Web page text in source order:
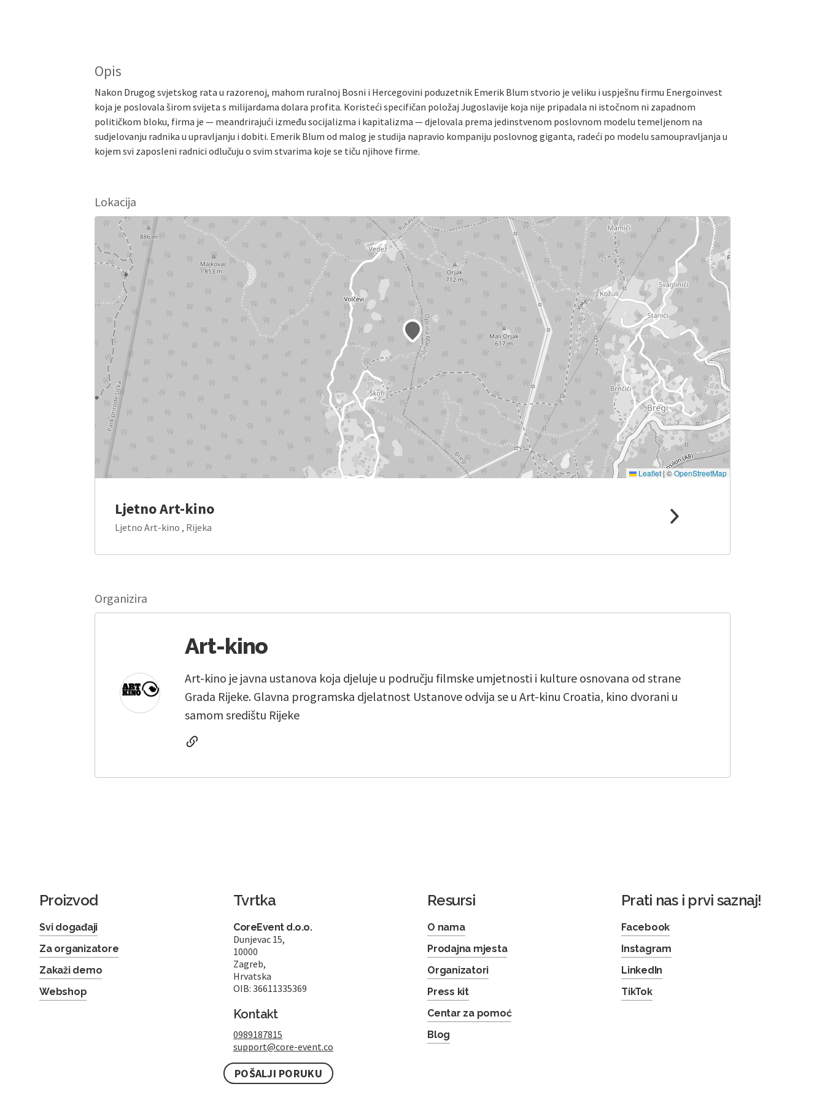
Opis
Nakon Drugog svjetskog rata u razorenoj, mahom ruralnoj Bosni i Hercegovini poduzetnik Emerik Blum stvorio je veliku i uspješnu firmu Energoinvest
koja je poslovala širom svijeta s milijardama dolara profita. Koristeći specifičan položaj Jugoslavije koja nije pripadala ni istočnom ni zapadnom
političkom bloku, firma je — meandrirajući između socijalizma i kapitalizma — djelovala prema jedinstvenom poslovnom modelu temeljenom na
sudjelovanju radnika u upravljanju i dobiti. Emerik Blum od malog je studija napravio kompaniju poslovnog giganta, radeći po modelu samoupravljanja u
kojem svi zaposleni radnici odlučuju o svim stvarima koje se tiču njihove firme.
Lokacija
Leaflet|©OpenStreetMap
Ljetno Art-kino
Ljetno Art-kino , Rijeka
Organizira
Art-kino
Art-kino je javna ustanova koja djeluje u području filmske umjetnosti i kulture osnovana od strane
Grada Rijeke. Glavna programska djelatnost Ustanove odvija se u Art-kinu Croatia, kino dvorani u
samom središtu Rijeke
Proizvod
Svi događaji
Za organizatore
Zakaži demo
Webshop
Tvrtka
CoreEvent d.o.o.
Dunjevac 15,
10000
Zagreb,
Hrvatska
OIB: 36611335369
Kontakt
0989187815
support@core-event.co
POŠALJI PORUKU
Resursi
O nama
Prodajna mjesta
Organizatori
Press kit
Centar za pomoć
Blog
Prati nas i prvi saznaj!
Facebook
Instagram
LinkedIn
TikTok